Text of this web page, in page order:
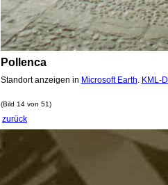
Pollenca
Standort anzeigen in Microsoft Earth KML-
(Bild 14 von 51)
zurück